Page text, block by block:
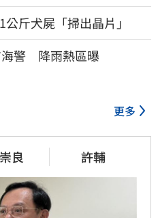
斤犬屍「掃出晶片」
海警 降雨熱區曝
更多
良 許輔